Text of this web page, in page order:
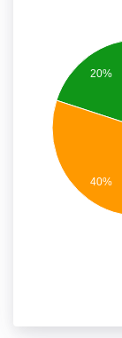
20%
40%